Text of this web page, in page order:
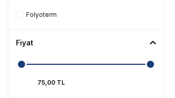
Folyoterm
Fiyat